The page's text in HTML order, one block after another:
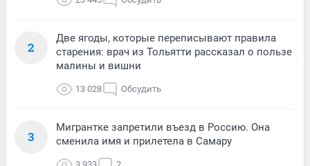
2
Две ягоды, которые переписывают правила
старения: врач из Тольятти рассказал о пользе
малины и вишни
13 028 Обсудить
3
Мигрантке запретили въезд в Россию. Она
сменила имя и прилетела в Самару